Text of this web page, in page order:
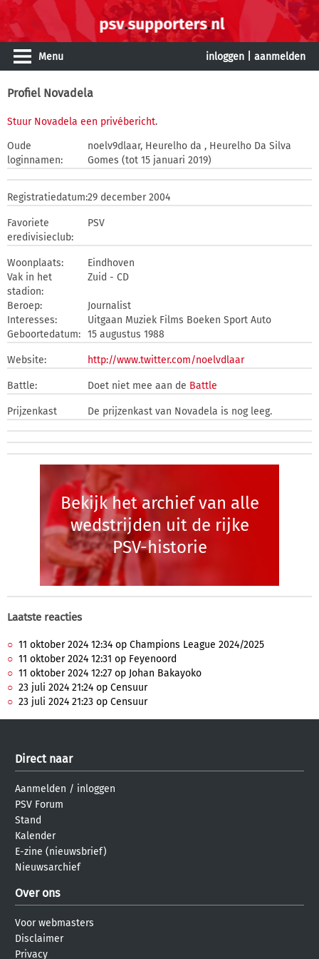
Menu inloggen aanmelden
Profiel Novadela
Stuur Novadela een privébericht.
Oude
loginnamen:
noelv9dlaar, Heurelho da , Heurelho Da Silva
Gomes (tot 15 januari 2019)
Registratiedatum:29 december 2004
Favoriete
eredivisieclub:
PSV
Woonplaats:
Eindhoven
Vak in het
stadion:
Zuid - CD
Beroep:
Journalist
Interesses:
Uitgaan Muziek Films Boeken Sport Auto
Geboortedatum: 15 augustus 1988
Website: http://www.twitter.com/noelvdlaar
Battle: Doet niet mee aan de Battle
Prijzenkast De prijzenkast van Novadela is nog leeg.
Bekijk het archief van alle
wedstrijden uit de rijke
PSV-historie
Laatste reacties
11 oktober 2024 12:34 op Champions League 2024/2025
11 oktober 2024 12:31 op Feyenoord
11 oktober 2024 12:27 op Johan Bakayoko
23 juli 2024 21:24 op Censuur
23 juli 2024 21:23 op Censuur
Direct naar
Aanmelden / inloggen
PSV Forum
Stand
Kalender
E-zine (nieuwsbrief)
Nieuwsarchief
Over ons
Voor webmasters
Disclaimer
Privacy